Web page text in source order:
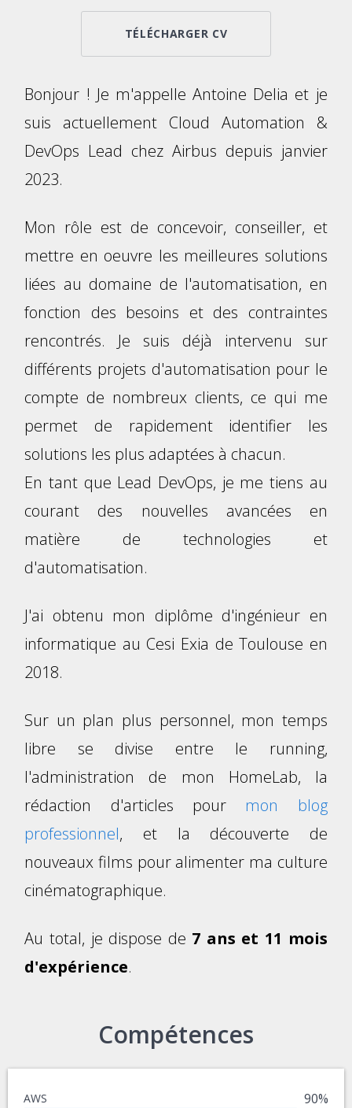
TÉLÉCHARGER CV
Bonjour ! Je m'appelle Antoine Delia et je
suis actuellement Cloud Automation &
DevOps Lead chez Airbus depuis janvier
2023.
Mon rôle est de concevoir, conseiller, et
mettre en oeuvre les meilleures solutions
liées au domaine de l'automatisation, en
fonction des besoins et des contraintes
rencontrés. Je suis déjà intervenu sur
différents projets d'automatisation pour le
compte de nombreux clients, ce qui me
permet de rapidement identifier les
solutions les plus adaptées à chacun.
En tant que Lead DevOps, je me tiens au
courant des nouvelles avancées en
matière de technologies et
d'automatisation.
J'ai obtenu mon diplôme d'ingénieur en
informatique au Cesi Exia de Toulouse en
2018.
Sur un plan plus personnel, mon temps
libre se divise entre le running,
l'administration de mon HomeLab, la
rédaction d'articles pour mon blog
professionnel, et la découverte de
nouveaux films pour alimenter ma culture
cinématographique.
Au total, je dispose de 7 ans et 11 mois
d'expérience.
Compétences
AWS 90%